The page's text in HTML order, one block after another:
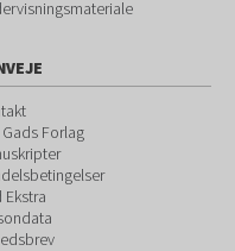
Forlag
Ekstra